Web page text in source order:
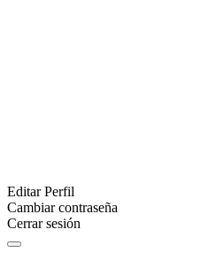
Editar Perfil
Cambiar contraseña
Cerrar sesión